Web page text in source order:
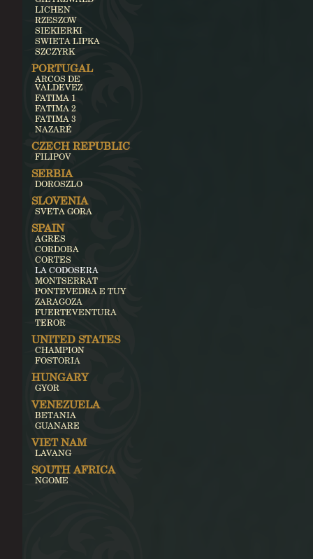
LICHEN
RZESZOW
SIEKIERKI
SWIETA LIPKA
SZCZYRK
PORTUGAL
ARCOS DE
VALDEVEZ
FATIMA 1
FATIMA 2
FATIMA 3
NAZARÉ
CZECH REPUBLIC
FILIPOV
SERBIA
DOROSZLO
SLOVENIA
SVETA GORA
SPAIN
AGRES
CORDOBA
CORTES
LA CODOSERA
MONTSERRAT
PONTEVEDRA E TUY
ZARAGOZA
FUERTEVENTURA
TEROR
UNITED STATES
CHAMPION
FOSTORIA
HUNGARY
GYOR
VENEZUELA
BETANIA
GUANARE
VIET NAM
LAVANG
SOUTH AFRICA
NGOME